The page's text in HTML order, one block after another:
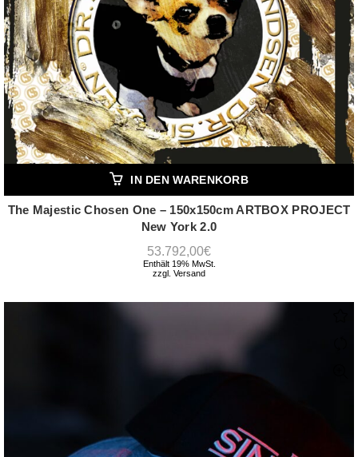
IN DEN WARENKORB
The Majestic Chosen One – 150x150cm ARTBOX PROJECT
New York 2.0
53.792,00€
Enthält 19% MwSt.
zzgl. Versand